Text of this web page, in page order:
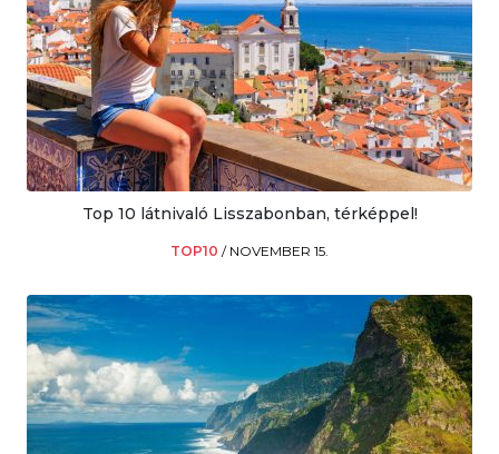
Top 10 látnivaló Lisszabonban, térképpel!
TOP10 / NOVEMBER 15.